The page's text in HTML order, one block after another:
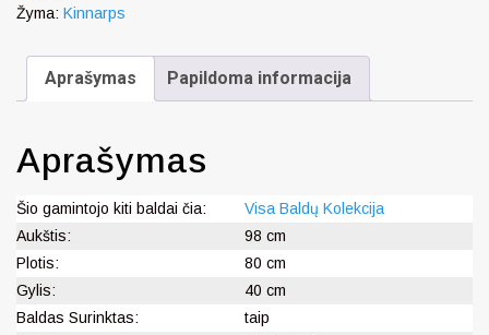
Žyma: Kinnarps
Aprašymas Papildoma informacija
Aprašymas
Šio gamintojo kiti baldai čia:
Visa Baldų Kolekcija
Aukštis:
98 cm
Plotis:
80 cm
Gylis:
40 cm
Baldas Surinktas:
taip